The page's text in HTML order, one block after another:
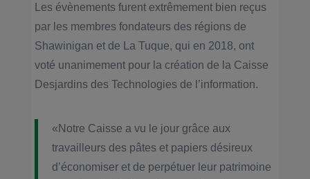
Les évènements furent extrêmement bien reçus
par les membres fondateurs des régions de
Shawinigan et de La Tuque, qui en 2018, ont
voté unanimement pour la création de la Caisse
Desjardins des Technologies de l’information.
«Notre Caisse a vu le jour grâce aux
travailleurs des pâtes et papiers désireux
d’économiser et de perpétuer leur patrimoine